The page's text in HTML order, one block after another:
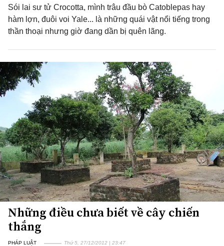
Sói lai sư tử Crocotta, mình trâu đầu bò Catoblepas hay
hàm lợn, đuôi voi Yale... là những quái vật nổi tiếng trong
thần thoại nhưng giờ đang dần bị quên lãng.
Những điều chưa biết về cây chiến
thắng
PHÁP LUẬT Thứ 5, 27/12/2012 | 23:47